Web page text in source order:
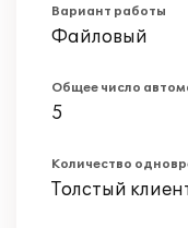
Вариант работы
Файловый
Общее число
5
Количество
Толстый